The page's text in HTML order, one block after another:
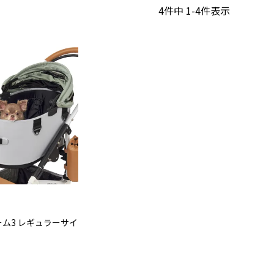
4件中 1-4件表示
3 レギュラーサイ